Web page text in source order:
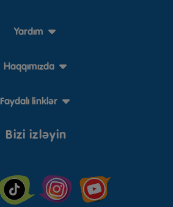
Yardım
Haqqımızda
Faydalı linklər
Bizi izləyin